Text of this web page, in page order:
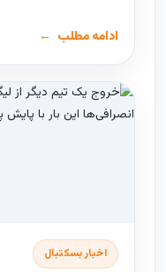
ادامه مطلب
اخبار بسکتبال